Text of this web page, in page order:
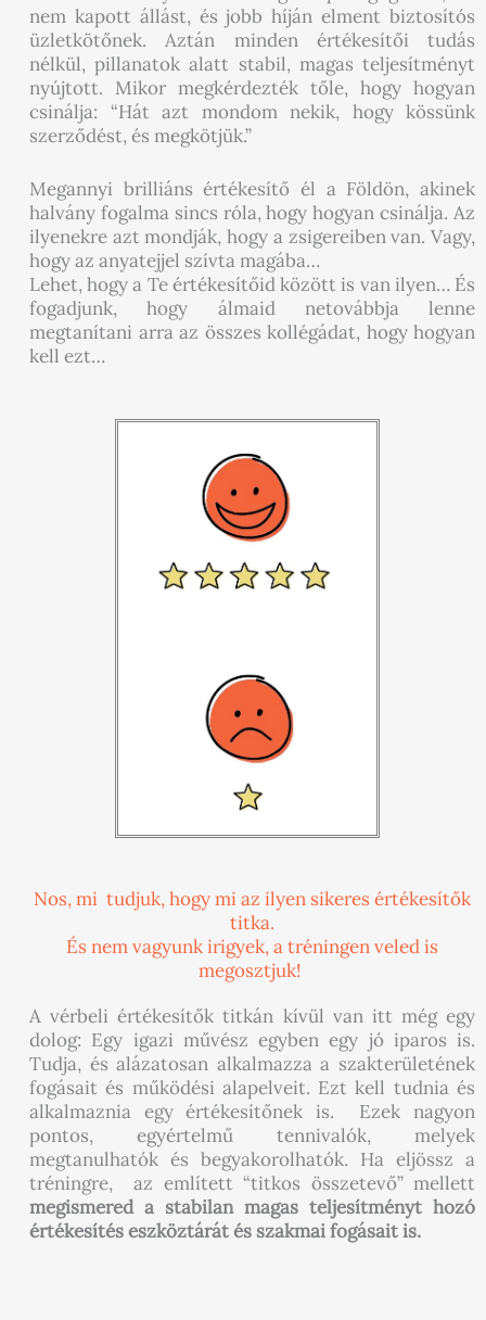
nem kapott állást, és jobb híján elment biztosítós
üzletkötőnek. Aztán minden értékesítői tudás
nélkül, pillanatok alatt stabil, magas teljesítményt
nyújtott. Mikor megkérdezték tőle, hogy hogyan
csinálja: “Hát azt mondom nekik, hogy kössünk
szerződést, és megkötjük.”
Megannyi brilliáns értékesítő él a Földön, akinek
halvány fogalma sincs róla, hogy hogyan csinálja. Az
ilyenekre azt mondják, hogy a zsigereiben van. Vagy,
hogy az anyatejjel szívta magába…
Lehet, hogy a Te értékesítőid között is van ilyen… És
fogadjunk, hogy álmaid netovábbja lenne
megtanítani arra az összes kollégádat, hogy hogyan
kell ezt…
Nos, mi tudjuk, hogy mi az ilyen sikeres értékesítők
titka.
És nem vagyunk irigyek, a tréningen veled is
megosztjuk!
A vérbeli értékesítők titkán kívül van itt még egy
dolog: Egy igazi művész egyben egy jó iparos is.
Tudja, és alázatosan alkalmazza a szakterületének
fogásait és működési alapelveit. Ezt kell tudnia és
alkalmaznia egy értékesítőnek is. Ezek nagyon
pontos, egyértelmű tennivalók, melyek
megtanulhatók és begyakorolhatók. Ha eljössz a
tréningre, az említett “titkos összetevő” mellett
megismered a stabilan magas teljesítményt hozó
értékesítés eszköztárát és szakmai fogásait is.